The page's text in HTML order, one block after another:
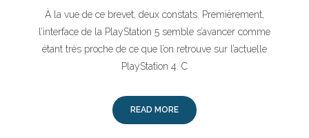
À la vue de ce brevet, deux constats. Premièrement,
l’interface de la PlayStation 5 semble s’avancer comme
étant très proche de ce que l’on retrouve sur l’actuelle
PlayStation 4. C
READ MORE